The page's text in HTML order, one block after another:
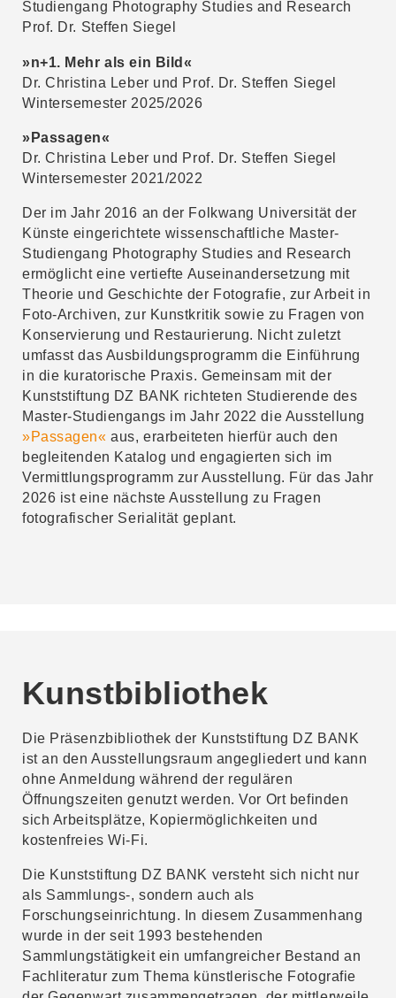
Studiengang Photography Studies and Research
Prof. Dr. Steffen Siegel
»n+1. Mehr als ein Bild«
Dr. Christina Leber und Prof. Dr. Steffen Siegel
Wintersemester 2025/2026
»Passagen«
Dr. Christina Leber und Prof. Dr. Steffen Siegel
Wintersemester 2021/2022
Der im Jahr 2016 an der Folkwang Universität der
Künste eingerichtete wissenschaftliche Master-
Studiengang Photography Studies and Research
ermöglicht eine vertiefte Auseinandersetzung mit
Theorie und Geschichte der Fotografie, zur Arbeit in
Foto-Archiven, zur Kunstkritik sowie zu Fragen von
Konservierung und Restaurierung. Nicht zuletzt
umfasst das Ausbildungsprogramm die Einführung
in die kuratorische Praxis. Gemeinsam mit der
Kunststiftung DZ BANK richteten Studierende des
Master-Studiengangs im Jahr 2022 die Ausstellung
»Passagen« aus, erarbeiteten hierfür auch den
begleitenden Katalog und engagierten sich im
Vermittlungsprogramm zur Ausstellung. Für das Jahr
2026 ist eine nächste Ausstellung zu Fragen
fotografischer Serialität geplant.
Kunstbibliothek
Die Präsenzbibliothek der Kunststiftung DZ BANK
ist an den Ausstellungsraum angegliedert und kann
ohne Anmeldung während der regulären
Öffnungszeiten genutzt werden. Vor Ort befinden
sich Arbeitsplätze, Kopiermöglichkeiten und
kostenfreies Wi-Fi.
Die Kunststiftung DZ BANK versteht sich nicht nur
als Sammlungs-, sondern auch als
Forschungseinrichtung. In diesem Zusammenhang
wurde in der seit 1993 bestehenden
Sammlungstätigkeit ein umfangreicher Bestand an
Fachliteratur zum Thema künstlerische Fotografie